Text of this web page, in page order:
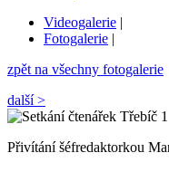
Videogalerie |
Fotogalerie |
zpět na všechny fotogalerie
další >
Přivítání šéfredaktorkou